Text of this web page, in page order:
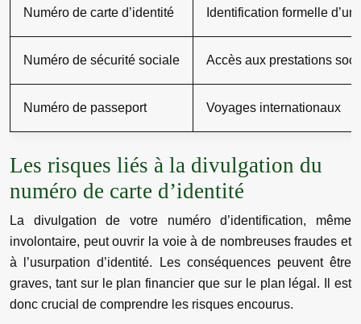
Numéro de carte d’identité Identification formelle
Numéro de sécurité sociale Accès aux prestations
Numéro de passeport Voyages internationaux
Les risques liés à la divulgation du
numéro de carte d’identité
La divulgation de votre numéro d’identification, même
involontaire, peut ouvrir la voie à de nombreuses fraudes et
à l’usurpation d’identité. Les conséquences peuvent être
graves, tant sur le plan financier que sur le plan légal. Il est
donc crucial de comprendre les risques encourus.